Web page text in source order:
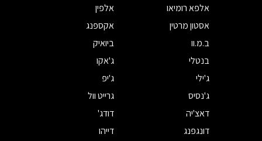
אלפא רומיאו
אלפין
אסטון מרטין
אקספנג
ב.מ.וו
ביואיק
בנטלי
ג'אקו
ג'ילי
ג'יפ
ג'נסיס
גרייט וול
דאצ'יה
דודג'
דונגפנג
דייהו